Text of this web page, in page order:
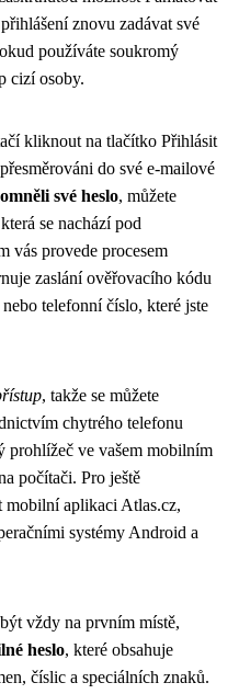
znovu zadávat své
používáte soukromý
cizí osoby.
kliknout na tlačítko Přihlásit
do své e-mailové
své heslo, můžete
se nachází pod
vás provede procesem
zaslání ověřovacího kódu
telefonní číslo, které jste
, takže se můžete
chytrého telefonu
prohlížeč ve vašem mobilním
počítači. Pro ještě
mobilní aplikaci Atlas.cz,
systémy Android a
vždy na prvním místě,
heslo, které obsahuje
číslic a speciálních znaků.